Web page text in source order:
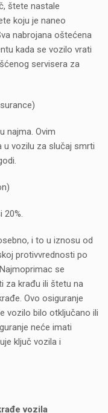
štete nastale
koju je naneo
nabrojana oštećena
kada se vozilo vrati
servisera za
najma. Ovim
u vozilu za slučaj smrti
20%.
i to u iznosu od
protivvrednosti po
se
za krađu ili štetu na
Ovo osiguranje
vozilo bilo otključano ili
neće imati
ključ vozila i
vozila